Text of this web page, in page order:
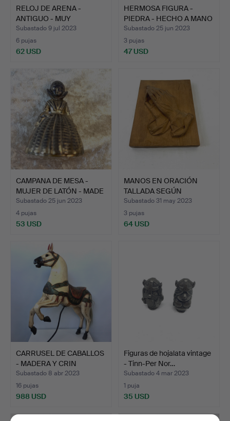
RELOJ DE ARENA -
ANTIGUO - MUY
DECORATIVO …
Subastado 9 jul 2023
6 pujas
62 USD
HERMOSA FIGURA -
PIEDRA - HECHO A MANO
- I…
Subastado 25 jun 2023
3 pujas
47 USD
CAMPANA DE MESA -
MUJER DE LATÓN - MADE
IN…
Subastado 25 jun 2023
4 pujas
53 USD
MANOS EN ORACIÓN
TALLADA SEGÚN
ALBRECHT DÜ…
Subastado 31 may 2023
3 pujas
64 USD
CARRUSEL DE CABALLOS
- MADERA Y CRIN
AUTÉN…
Subastado 8 abr 2023
16 pujas
988 USD
Figuras de hojalata vintage
- Tinn-Per Nor…
Subastado 4 mar 2023
1 puja
35 USD